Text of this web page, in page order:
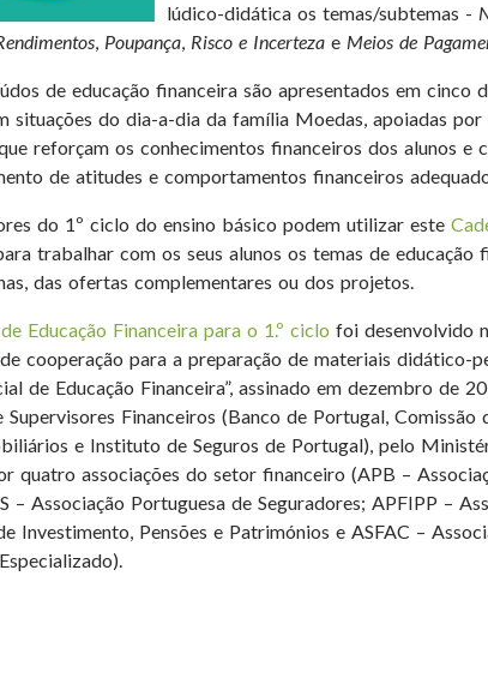
lúdico-didática os temas/subtemas -
, Poupança, Risco e Incerteza e Meios de
de educação financeira são apresentados em cinco
situações do dia-a-dia da família Moedas, apoiadas
reforçam os conhecimentos financeiros dos alunos e
de atitudes e comportamentos financeiros
do 1º ciclo do ensino básico podem utilizar este
trabalhar com os seus alunos os temas de educação
das ofertas complementares ou dos projetos.
Educação Financeira para o 1.º ciclo foi desenvolvido
cooperação para a preparação de materiais didático-
de Educação Financeira”, assinado em dezembro de
Supervisores Financeiros (Banco de Portugal,
e Instituto de Seguros de Portugal), pelo
quatro associações do setor financeiro (APB –
– Associação Portuguesa de Seguradores; APFIPP –
Investimento, Pensões e Patrimónios e ASFAC –